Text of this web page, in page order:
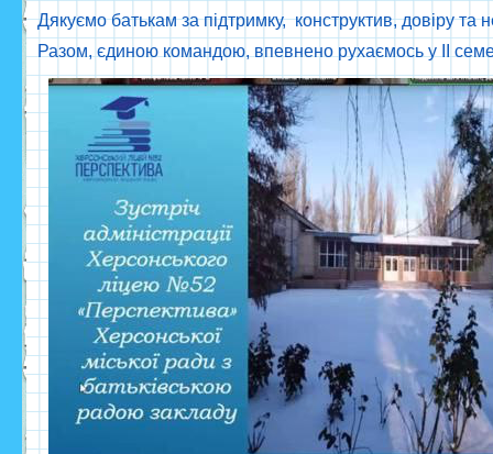
Дякуємо батькам за підтримку, конструктив, довіру та
Разом, єдиною командою, впевнено рухаємось у ІІ